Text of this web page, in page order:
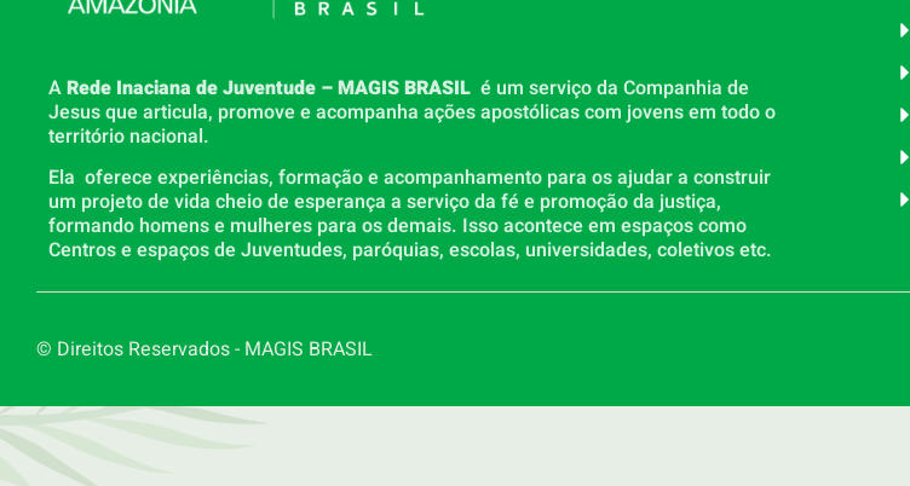
ARede Inaciana de Juventude – MAGIS BRASIL é um serviço da Companhia de
Jesus que articula, promove e acompanha ações apostólicas com jovens em todo o
território nacional.
Ela oferece experiências, formação e acompanhamento para os ajudar a construir
um projeto de vida cheio de esperança a serviço da fé e promoção da justiça,
formando homens e mulheres para os demais. Isso acontece em espaços como
Centros e espaços de Juventudes, paróquias, escolas, universidades, coletivos etc.
© Direitos Reservados - MAGIS BRASIL